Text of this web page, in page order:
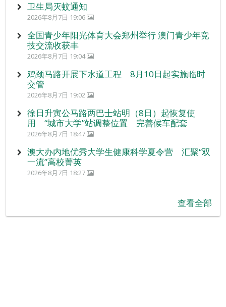
卫生局灭蚊通知
2026年8月7日 19:06
全国青少年阳光体育大会郑州举行 澳门青少年竞
技交流收获丰
2026年8月7日 19:04
鸡颈马路开展下水道工程 8月10日起实施临时
交管
2026年8月7日 19:02
徐日升寅公马路两巴士站明（8日）起恢复使
用 “城市大学”站调整位置 完善候车配套
2026年8月7日 18:47
澳大办内地优秀大学生健康科学夏令营 汇聚“双
一流”高校菁英
2026年8月7日 18:27
查看全部